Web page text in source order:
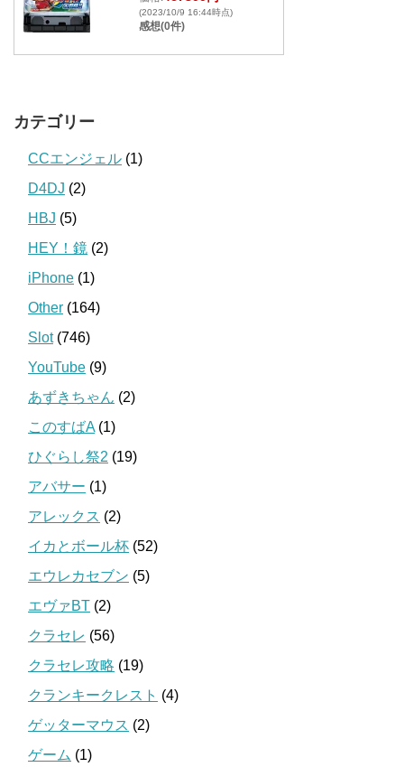
(2023/10/9 16:44時点)
感想(0件)
カテゴリー
CCエンジェル (1)
D4DJ (2)
HBJ (5)
HEY！鏡 (2)
iPhone (1)
Other (164)
Slot(746)
YouTube (9)
あずきちゃん (2)
このすばA (1)
ひぐらし祭2 (19)
アバサー (1)
アレックス (2)
イカとボール杯 (52)
エウレカセブン (5)
エヴァBT (2)
クラセレ (56)
クラセレ攻略 (19)
クランキークレスト (4)
ゲッターマウス (2)
ゲーム (1)